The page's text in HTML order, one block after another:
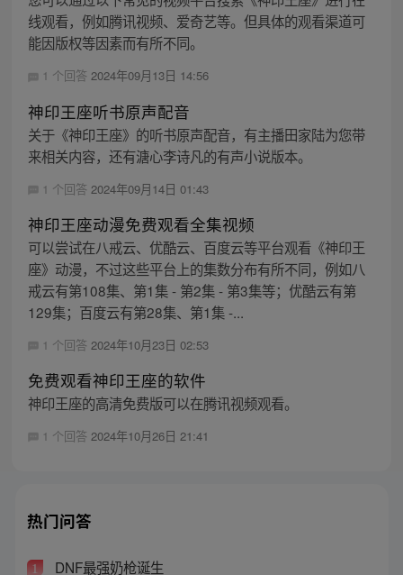
线观看，例如腾讯视频、爱奇艺等。但具体的观看渠道可
能因版权等因素而有所不同。
1 个回答 2024年09月13日 14:56
神印王座听书原声配音
关于《神印王座》的听书原声配音，有主播田家陆为您带
来相关内容，还有溏心李诗凡的有声小说版本。
1 个回答 2024年09月14日 01:43
神印王座动漫免费观看全集视频
可以尝试在八戒云、优酷云、百度云等平台观看《神印王
座》动漫，不过这些平台上的集数分布有所不同，例如八
戒云有第108集、第1集 - 第2集 - 第3集等；优酷云有第
129集；百度云有第28集、第1集 -...
1 个回答 2024年10月23日 02:53
免费观看神印王座的软件
神印王座的高清免费版可以在腾讯视频观看。
1 个回答 2024年10月26日 21:41
热门问答
1 DNF最强奶枪诞生